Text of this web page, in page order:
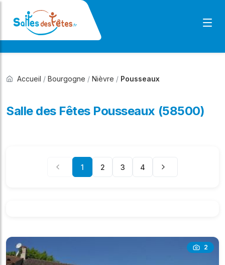
Accueil / Bourgogne / Nièvre / Pousseaux
Salle des Fêtes Pousseaux (58500)
1 2 3 4
2